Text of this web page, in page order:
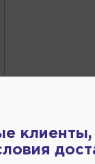
клиенты,